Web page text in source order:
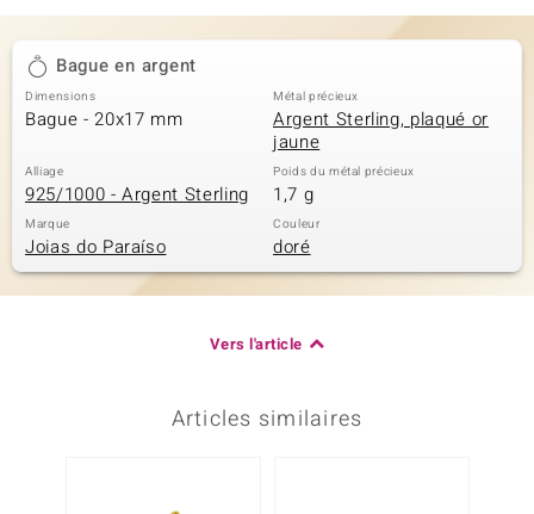
Bague en argent
Dimensions
Bague - 20x17 mm
Métal précieux
Argent Sterling, plaqué or
jaune
Alliage
925/1000 - Argent Sterling
Poids du métal précieux
1,7 g
Marque
Joias do Paraíso
Couleur
doré
Vers l'article
Articles similaires